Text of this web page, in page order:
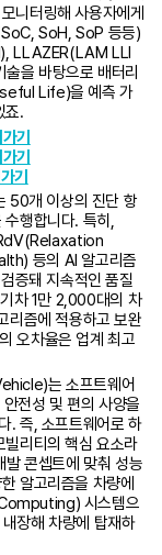
니터링해 사용자에게
SoH, SoP 등등)
LLAZER(LAM LLI
을 바탕으로 배터리
Life)을 예측 가
죠.
기
기
기
50개 이상의 진단 항
행합니다. 특히,
등의 AI 알고리즘
증돼 지속적인 품질
차 1만 2,000대의 차
리즘에 적용하고 보완
오차율은 업계 최고
는 소프트웨어
전성 및 편의 사양을
. 즉, 소프트웨어로 하
리티의 핵심 요소라
콘셉트에 맞춰 성능
알고리즘을 차량에
시스템으
장해 차량에 탑재하